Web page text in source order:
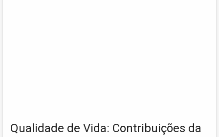
Qualidade de Vida: Contribuições da